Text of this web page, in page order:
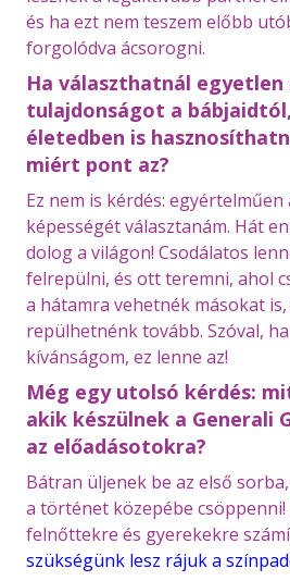
és ha ezt nem teszem előbb
forgolódva ácsorogni.
Ha választhatnál egyetlen
tulajdonságot a
életedben is
miért pont az?
Ez nem is kérdés:
képességét választanám. Hát
dolog a világon! Csodálatos
felrepülni, és ott teremni, ahol
a hátamra vehetnék másokat
repülhetnénk tovább. Szóval,
kívánságom, ez lenne az!
Még egy utolsó kérdés:
akik készülnek a Generali
az előadásotokra?
Bátran üljenek be az első
a történet közepébe
felnőttekre és gyerekekre
szükségünk lesz rájuk a